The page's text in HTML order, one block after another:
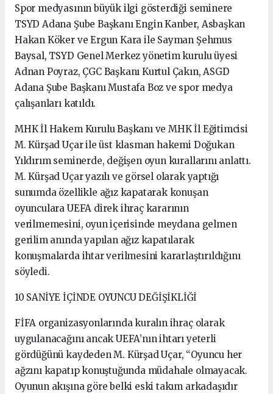
Spor medyasının büyük ilgi gösterdiği seminere
TSYD Adana Şube Başkanı Engin Kanber, Asbaşkan
Hakan Köker ve Ergun Kara ile Sayman Şehmus
Baysal, TSYD Genel Merkez yönetim kurulu üyesi
Adnan Poyraz, ÇGC Başkanı Kurtul Çakın, ASGD
Adana Şube Başkanı Mustafa Boz ve spor medya
çalışanları katıldı.
MHK İl Hakem Kurulu Başkanı ve MHK İl Eğitimcisi
M. Kürşad Uçar ile üst klasman hakemi Doğukan
Yıldırım seminerde, değişen oyun kurallarını anlattı.
M. Kürşad Uçar yazılı ve görsel olarak yaptığı
sunumda özellikle ağız kapatarak konuşan
oyunculara UEFA direk ihraç kararının
verilmemesini, oyun içerisinde meydana gelmen
gerilim anında yapılan ağız kapatılarak
konuşmalarda ihtar verilmesini kararlaştırıldığını
söyledi.
10 SANİYE İÇİNDE OYUNCU DEĞİŞİKLİĞİ
FİFA organizasyonlarında kuralın ihraç olarak
uygulanacağını ancak UEFA’nın ihtarı yeterli
gördüğünü kaydeden M. Kürşad Uçar, “Oyuncu her
ağzını kapatıp konuştuğunda müdahale olmayacak.
Oyunun akışına göre belki eski takım arkadaşıdır